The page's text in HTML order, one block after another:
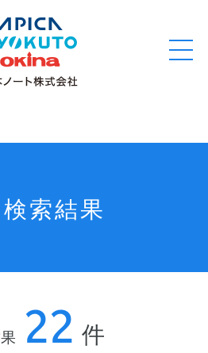
閉
インダー
検索結果
22 件